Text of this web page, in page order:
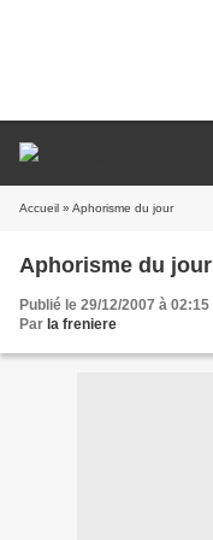
Accueil » Aphorisme du jour
Aphorisme du jour
Publié le 29/12/2007 à 02:15
Par la freniere